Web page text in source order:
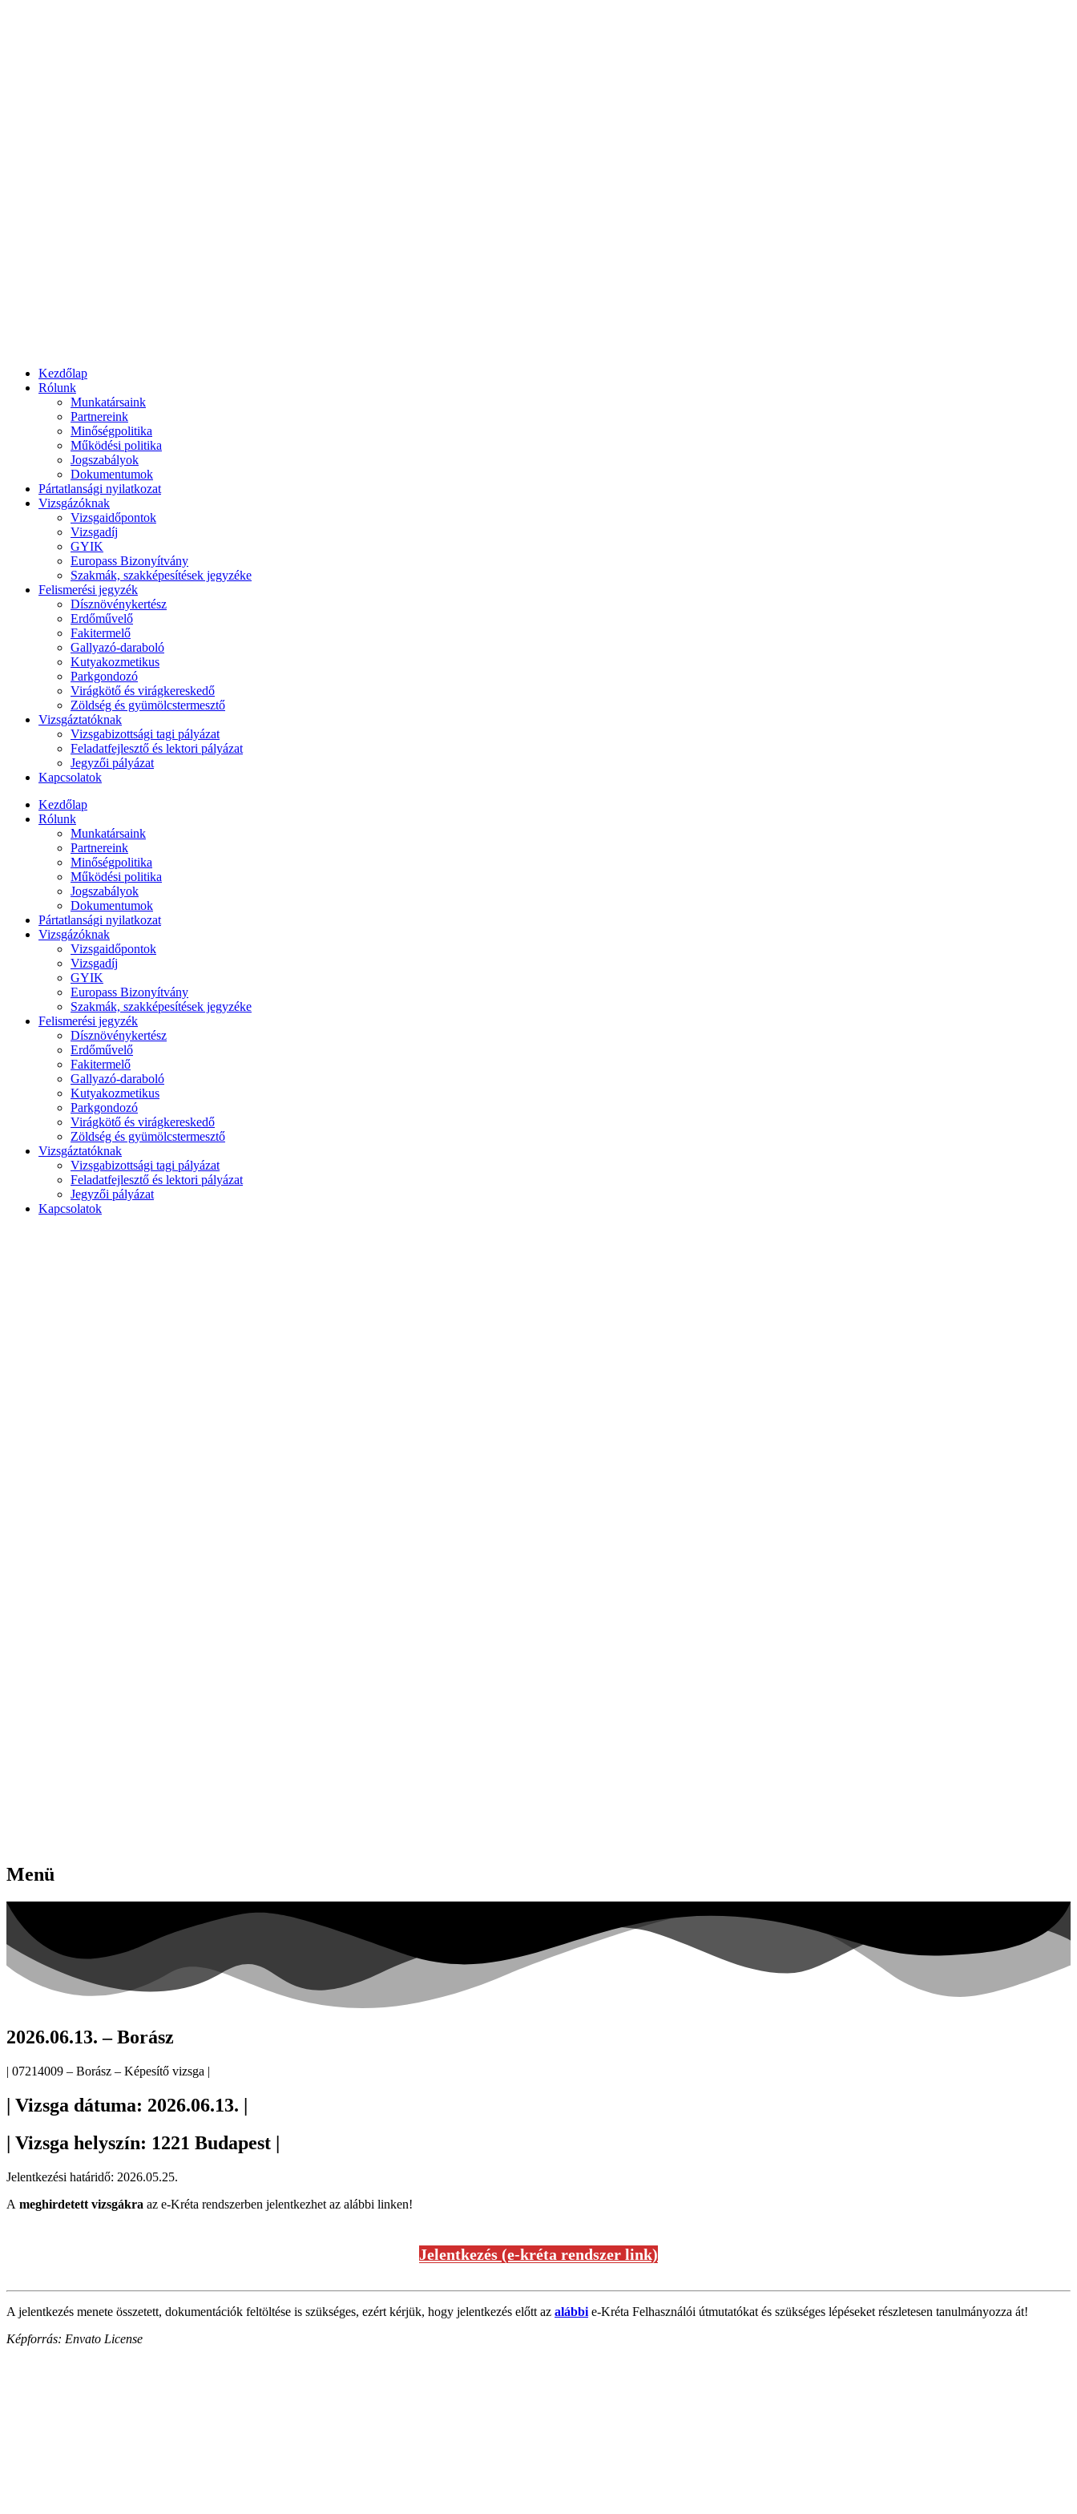
Kezdőlap
Rólunk
Munkatársaink
Partnereink
Minőségpolitika
Működési politika
Jogszabályok
Dokumentumok
Pártatlansági nyilatkozat
Vizsgázóknak
Vizsgaidőpontok
Vizsgadíj
GYIK
Europass Bizonyítvány
Szakmák, szakképesítések jegyzéke
Felismerési jegyzék
Dísznövénykertész
Erdőművelő
Fakitermelő
Gallyazó-daraboló
Kutyakozmetikus
Parkgondozó
Virágkötő és virágkereskedő
Zöldség és gyümölcstermesztő
Vizsgáztatóknak
Vizsgabizottsági tagi pályázat
Feladatfejlesztő és lektori pályázat
Jegyzői pályázat
Kapcsolatok
Kezdőlap
Rólunk
Munkatársaink
Partnereink
Minőségpolitika
Működési politika
Jogszabályok
Dokumentumok
Pártatlansági nyilatkozat
Vizsgázóknak
Vizsgaidőpontok
Vizsgadíj
GYIK
Europass Bizonyítvány
Szakmák, szakképesítések jegyzéke
Felismerési jegyzék
Dísznövénykertész
Erdőművelő
Fakitermelő
Gallyazó-daraboló
Kutyakozmetikus
Parkgondozó
Virágkötő és virágkereskedő
Zöldség és gyümölcstermesztő
Vizsgáztatóknak
Vizsgabizottsági tagi pályázat
Feladatfejlesztő és lektori pályázat
Jegyzői pályázat
Kapcsolatok
Menü
2026.06.13. – Borász
| 07214009 – Borász – Képesítő vizsga |
| Vizsga dátuma: 2026.06.13. |
| Vizsga helyszín: 1221 Budapest |
Jelentkezési határidő: 2026.05.25.
A meghirdetett vizsgákra az e-Kréta rendszerben jelentkezhet az alábbi linken!
Jelentkezés (e-kréta rendszer link)
A jelentkezés menete összetett, dokumentációk feltöltése is szükséges, ezért kérjük, hogy jelentkezés előtt az alábbi e-Kréta Felhasználói útmutatókat és szükséges lépéseket részletesen tanulmányozza át!
Képforrás: Envato License